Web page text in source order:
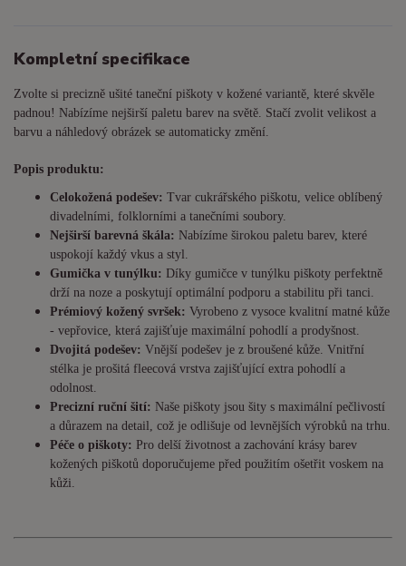
Kompletní specifikace
Zvolte si precizně ušité taneční piškoty v kožené variantě, které skvěle
padnou! Nabízíme nejširší paletu barev na světě. Stačí zvolit velikost a
barvu a náhledový obrázek se automaticky změní.
Popis produktu:
Celokožená podešev: Tvar cukrářského piškotu, velice oblíbený
divadelními, folklorními a tanečními soubory.
Nejširší barevná škála: Nabízíme širokou paletu barev, které
uspokojí každý vkus a styl.
Gumička v tunýlku: Díky gumičce v tunýlku piškoty perfektně
drží na noze a poskytují optimální podporu a stabilitu při tanci.
Prémiový kožený svršek: Vyrobeno z vysoce kvalitní matné kůže
- vepřovice, která zajišťuje maximální pohodlí a prodyšnost.
Dvojitá podešev: Vnější podešev je z broušené kůže. Vnitřní
stélka je prošitá fleecová vrstva zajišťující extra pohodlí a
odolnost.
Precizní ruční šití: Naše piškoty jsou šity s maximální pečlivostí
a důrazem na detail, což je odlišuje od levnějších výrobků na trhu.
Péče o piškoty: Pro delší životnost a zachování krásy barev
kožených piškotů doporučujeme před použitím ošetřit voskem na
kůži.